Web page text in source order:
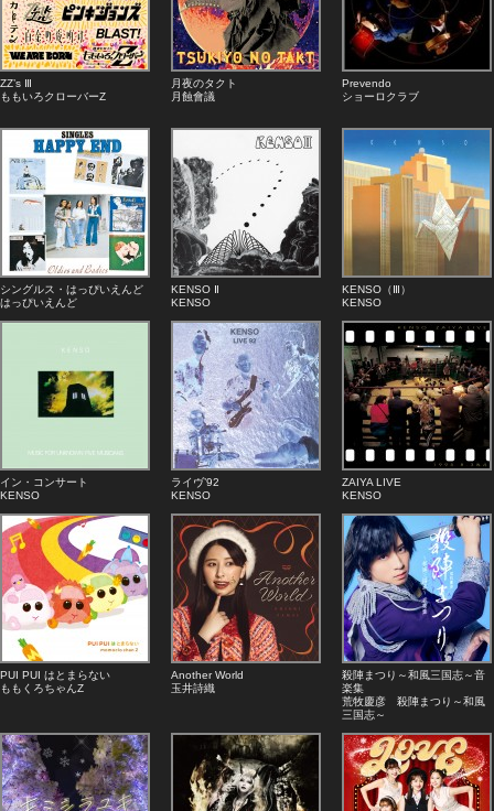
ZZ’s Ⅲ
ももいろクローバーZ
月夜のタクト
月蝕會議
Prevendo
ショーロクラブ
シングルス・はっぴいえんど
はっぴいえんど
KENSO Ⅱ
KENSO
KENSO（Ⅲ）
KENSO
イン・コンサート
KENSO
ライヴ’92
KENSO
ZAIYA LIVE
KENSO
PUI PUI はとまらない
ももくろちゃんZ
Another World
玉井詩織
殺陣まつり～和風三国志～音
楽集
荒牧慶彦 殺陣まつり～和風
三国志～